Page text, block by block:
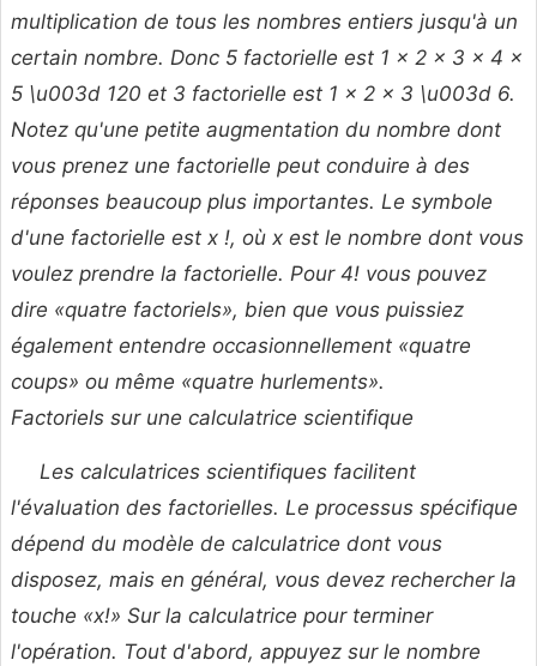
multiplication de tous les nombres entiers jusqu'à un
certain nombre. Donc 5 factorielle est 1 × 2 × 3 × 4 ×
5 \u003d 120 et 3 factorielle est 1 × 2 × 3 \u003d 6.
Notez qu'une petite augmentation du nombre dont
vous prenez une factorielle peut conduire à des
réponses beaucoup plus importantes. Le symbole
d'une factorielle est x !, où x est le nombre dont vous
voulez prendre la factorielle. Pour 4! vous pouvez
dire «quatre factoriels», bien que vous puissiez
également entendre occasionnellement «quatre
coups» ou même «quatre hurlements».
Factoriels sur une calculatrice scientifique
Les calculatrices scientifiques facilitent
l'évaluation des factorielles. Le processus spécifique
dépend du modèle de calculatrice dont vous
disposez, mais en général, vous devez rechercher la
touche «x!» Sur la calculatrice pour terminer
l'opération. Tout d'abord, appuyez sur le nombre